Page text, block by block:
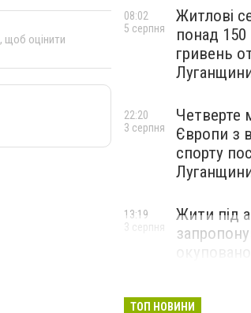
, щоб оцінити
Житлові
понад 150
гривень
08:02
5 серпня
Четверте
Європи з
спорту
22:20
3 серпня
Жити під
13:19
3 серпня
ТОП НОВИНИ